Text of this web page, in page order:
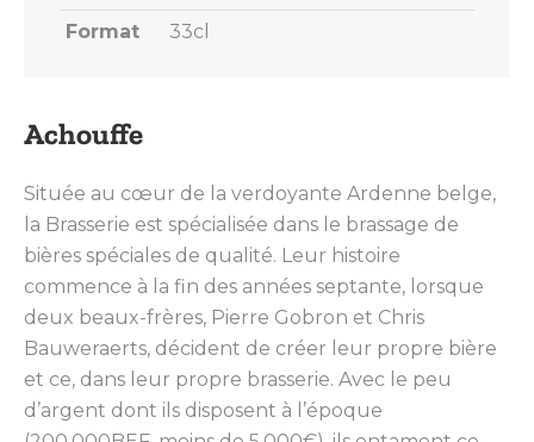
Achouffe
Située au cœur de la verdoyante Ardenne belge,
la Brasserie est spécialisée dans le brassage de
bières spéciales de qualité. Leur histoire
commence à la fin des années septante, lorsque
deux beaux-frères, Pierre Gobron et Chris
Bauweraerts, décident de créer leur propre bière
et ce, dans leur propre brasserie. Avec le peu
d’argent dont ils disposent à l’époque
Format 33cl